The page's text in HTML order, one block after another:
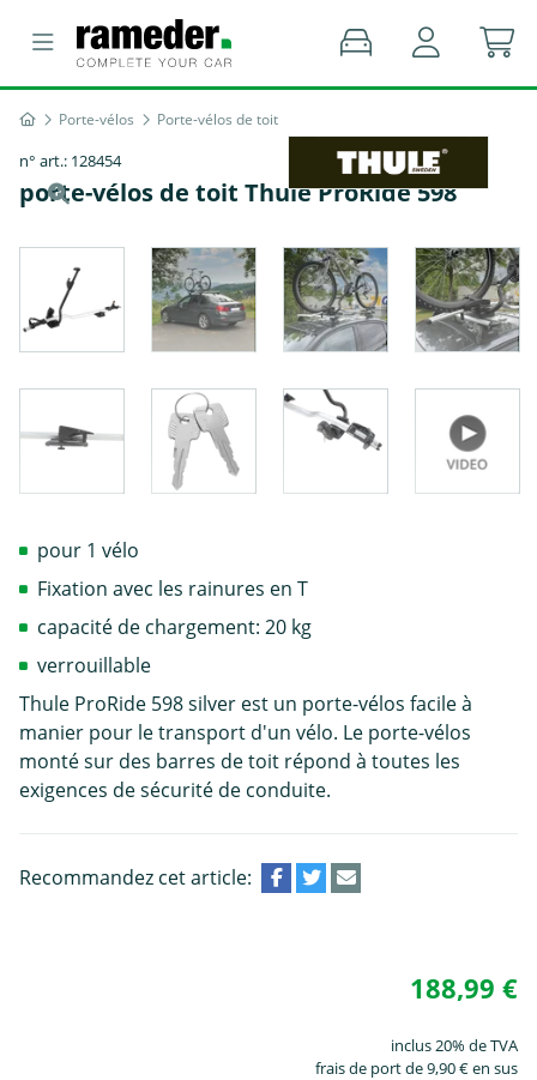
Porte-vélos Porte-vélos de toit
n° art.: 128454
porte-vélos de toit Thule ProRide 598
pour 1 vélo
Fixation avec les rainures en T
capacité de chargement: 20 kg
verrouillable
Thule ProRide 598 silver est un porte-vélos facile à
manier pour le transport d'un vélo. Le porte-vélos
monté sur des barres de toit répond à toutes les
exigences de sécurité de conduite.
Recommandez cet article:
188,99 €
inclus 20% de TVA
frais de port de 9,90 € en sus